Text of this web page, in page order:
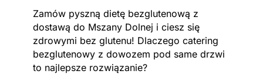
Zamów pyszną dietę bezglutenową z
dostawą do Mszany Dolnej i ciesz się
zdrowymi bez glutenu! Dlaczego catering
bezglutenowy z dowozem pod same drzwi
to najlepsze rozwiązanie?